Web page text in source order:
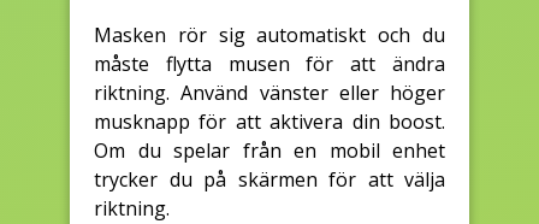
Masken rör sig automatiskt och du
måste flytta musen för att ändra
riktning. Använd vänster eller höger
musknapp för att aktivera din boost.
Om du spelar från en mobil enhet
trycker du på skärmen för att välja
riktning.